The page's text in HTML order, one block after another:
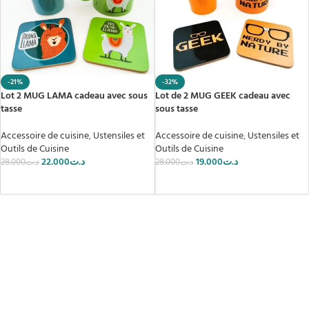
-21%
Lot 2 MUG LAMA cadeau avec sous
tasse
Accessoire de cuisine,Ustensiles et
Outils de Cuisine
د.ت28.000 د.ت22.000
-32%
Lot de 2 MUG GEEK cadeau avec
sous tasse
Accessoire de cuisine,Ustensiles et
Outils de Cuisine
د.ت28.000 د.ت19.000